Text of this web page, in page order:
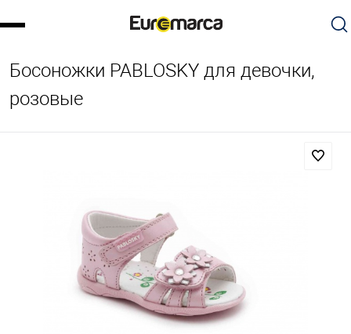
Босоножки PABLOSKY для девочки,
розовые